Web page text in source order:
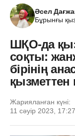
Әсел
Бұрынғы
ШҚО-да
соқты:
бірінің
қызметтен
Жарияланған күні:
11 сәуір 2023, 17:27